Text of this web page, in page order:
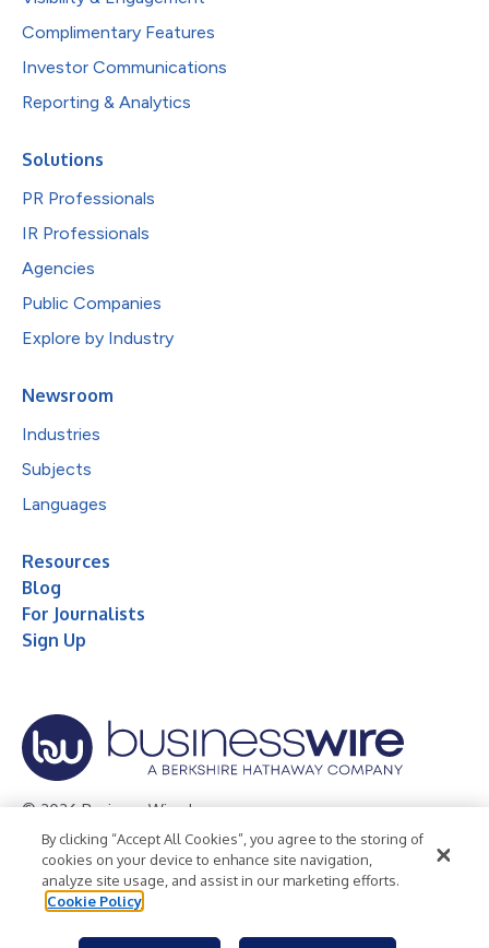
Complimentary Features
Investor Communications
Reporting & Analytics
Solutions
PR Professionals
IR Professionals
Agencies
Public Companies
Explore by Industry
Newsroom
Industries
Subjects
Languages
Resources
Blog
For Journalists
Sign Up
© 2026 Business Wire, Inc.
Privacy Policy Cookie Policy
Accessibility Statement
Terms of Use
Legal
By clicking “Accept All Cookies”, you agree to the storing of
cookies on your device to enhance site navigation,
analyze site usage, and assist in our marketing efforts.
Cookie Policy